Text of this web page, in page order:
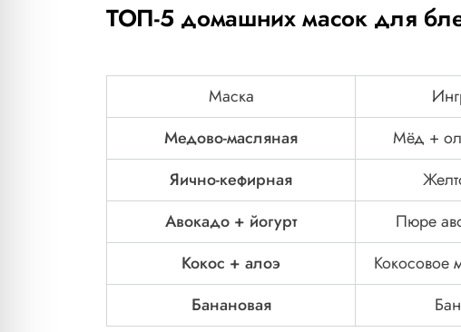
ТОП-5 домашних масок для
Маска
Медово-масляная
Мёд +
Яично-кефирная
Авокадо + йогурт
Пюре
Кокос + алоэ
Кокосовое
Банановая